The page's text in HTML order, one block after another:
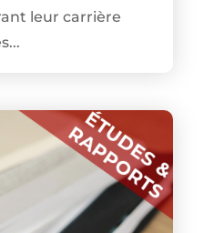
leur carrière